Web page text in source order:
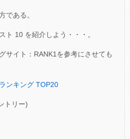
である。
ト 10 を紹介しよう・・・。
サイト：RANK1を参考にさせても
ンキング TOP20
トリー)